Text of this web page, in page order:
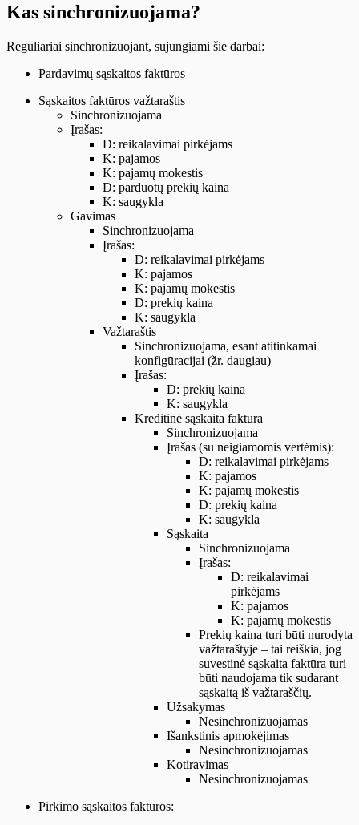
Kas sinchronizuojama?
Reguliariai sinchronizuojant, sujungiami šie darbai:
Pardavimų sąskaitos faktūros
Sąskaitos faktūros važtaraštis
Sinchronizuojama
Įrašas:
D: reikalavimai pirkėjams
K: pajamos
K: pajamų mokestis
D: parduotų prekių kaina
K: saugykla
Gavimas
Sinchronizuojama
Įrašas:
D: reikalavimai pirkėjams
K: pajamos
K: pajamų mokestis
D: prekių kaina
K: saugykla
Važtaraštis
Sinchronizuojama, esant atitinkamai
konfigūracijai (žr. daugiau)
Įrašas:
D: prekių kaina
K: saugykla
Kreditinė sąskaita faktūra
Sinchronizuojama
Įrašas (su neigiamomis vertėmis):
D: reikalavimai pirkėjams
K: pajamos
K: pajamų mokestis
D: prekių kaina
K: saugykla
Sąskaita
Sinchronizuojama
Įrašas:
D: reikalavimai
pirkėjams
K: pajamos
K: pajamų mokestis
Prekių kaina turi būti nurodyta
važtaraštyje – tai reiškia, jog
suvestinė sąskaita faktūra turi
būti naudojama tik sudarant
sąskaitą iš važtaraščių.
Užsakymas
Nesinchronizuojamas
Išankstinis apmokėjimas
Nesinchronizuojamas
Kotiravimas
Nesinchronizuojamas
Pirkimo sąskaitos faktūros: